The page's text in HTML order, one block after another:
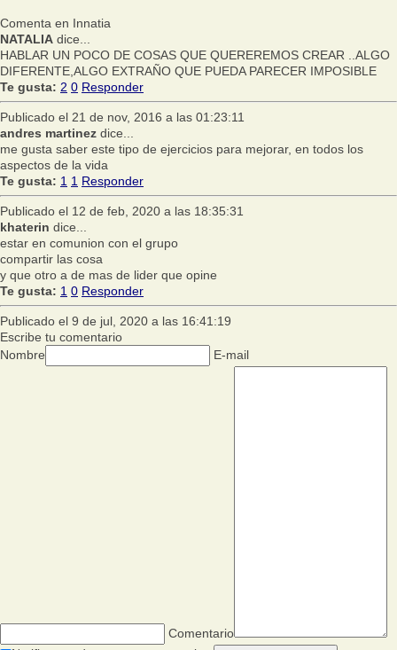
Comenta en Innatia
NATALIA dice...
HABLAR UN POCO DE COSAS QUE QUEREREMOS CREAR ..ALGO
DIFERENTE,ALGO EXTRAÑO QUE PUEDA PARECER IMPOSIBLE
Te gusta: 2 0 Responder
Publicado el 21 de nov, 2016 a las 01:23:11
andres martinez dice...
me gusta saber este tipo de ejercicios para mejorar, en todos los
aspectos de la vida
Te gusta: 1 1 Responder
Publicado el 12 de feb, 2020 a las 18:35:31
khaterin dice...
estar en comunion con el grupo
compartir las cosa
y que otro a de mas de lider que opine
Te gusta: 1 0 Responder
Publicado el 9 de jul, 2020 a las 16:41:19
Escribe tu comentario
Nombre
E-mail
Comentario